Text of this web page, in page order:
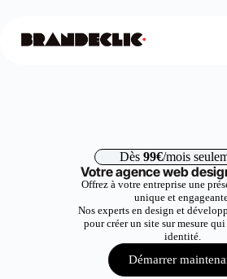
Dès 99€/mois
Votre agence web
Offrez à votre entreprise une
unique et
Nos experts en design et
pour créer un site sur mesure
identité.
Démarrer